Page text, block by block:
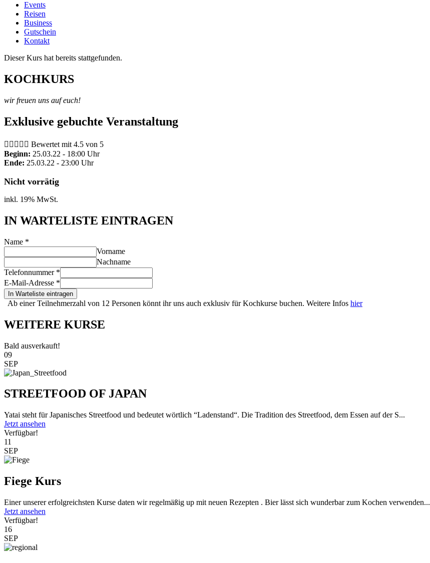
Events
Reisen
Business
Gutschein
Kontakt
Dieser Kurs hat bereits stattgefunden.
KOCHKURS
wir freuen uns auf euch!
Exklusive gebuchte Veranstaltung
     Bewertet mit 4.5 von 5
Beginn: 25.03.22 - 18:00 Uhr
Ende: 25.03.22 - 23:00 Uhr
Nicht vorrätig
inkl. 19% MwSt.
IN WARTELISTE EINTRAGEN
Name *
Vorname
Nachname
Telefonnummer *
E-Mail-Adresse *
In Warteliste eintragen
Ab einer Teilnehmerzahl von 12 Personen könnt ihr uns auch exklusiv für Kochkurse buchen. Weitere Infos hier
WEITERE KURSE
Bald ausverkauft!
09
SEP
STREETFOOD OF JAPAN
Yatai steht für Japanisches Streetfood und bedeutet wörtlich “Ladenstand“. Die Tradition des Streetfood, dem Essen auf der S...
Jetzt ansehen
Verfügbar!
11
SEP
Fiege Kurs
Einer unserer erfolgreichsten Kurse daten wir regelmäßig up mit neuen Rezepten . Bier lässt sich wunderbar zum Kochen verwenden...
Jetzt ansehen
Verfügbar!
16
SEP